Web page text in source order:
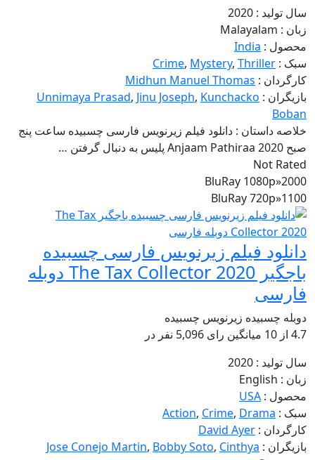
سال تولید : 2020
زبان : Malayalam
محصول : India
سبک :
Crime, Mystery, Thriller
کارگردان : Midhun Manuel Thomas
بازیگران :
Unnimaya Prasad, Jinu Joseph, Kunchacko
Boban
خلاصه داستان : دانلود فیلم زیرنویس فارسی چسبیده ساعت پنج
صبح Anjaam Pathiraa 2020 پلیس به دنبال گرفتن …
Not Rated
BluRay 1080p»2000
BluRay 720p»1100
دانلود فیلم زیرنویس فارسی چسبیده
باجگیر The Tax Collector 2020 دوبله
فارسی
دوبله چسبیده زیرنویس چسبیده
4.7 از 10 میانگین رای 5,096 نفر در
سال تولید : 2020
زبان : English
محصول : USA
سبک :
Action, Crime, Drama
کارگردان : David Ayer
بازیگران :
Jose Conejo Martin, Bobby Soto, Cinthya